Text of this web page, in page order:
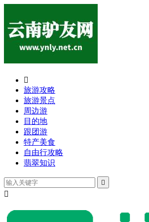

旅游攻略
旅游景点
周边游
目的地
跟团游
特产美食
自由行攻略
翡翠知识

